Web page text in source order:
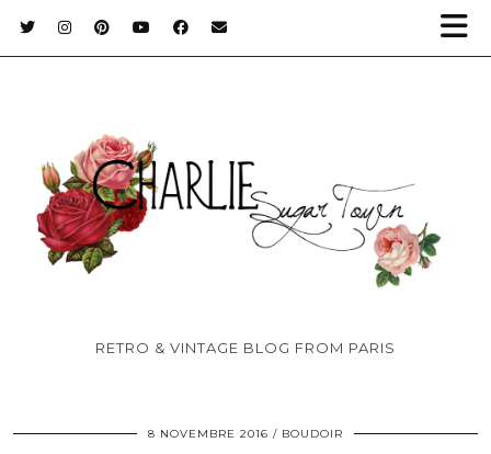
RETRO & VINTAGE BLOG FROM PARIS
8 NOVEMBRE 2016 BOUDOIR